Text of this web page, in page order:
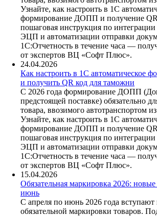
Узнайте, как настроить в 1С
формирование ДОПП и получение
пошаговая инструкция по
ЭЦП и автоматизации отправки
1С:Отчетность в течение часа —
от экспертов ВЦ «Софт Плюс».
24.04.2026
Как настроить в 1С автоматическое
и получить QR код для таможни
С 2026 года формирование ДОПП
предстоящей поставке) обязательно
товара, ввозимого автотранспортом
Узнайте, как настроить в 1С
формирование ДОПП и получение
пошаговая инструкция по
ЭЦП и автоматизации отправки
1С:Отчетность в течение часа —
от экспертов ВЦ «Софт Плюс».
15.04.2026
Обязательная маркировка 2026:
июнь
С апреля по июнь 2026 года
обязательной маркировки товаров.